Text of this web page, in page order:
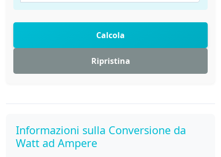
Calcola
Ripristina
Informazioni sulla Conversione da
Watt ad Ampere